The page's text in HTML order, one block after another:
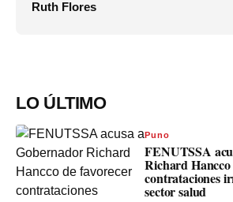
Ruth Flores
LO ÚLTIMO
Puno
FENUTSSA
Richard Hancco
contrataciones
sector salud